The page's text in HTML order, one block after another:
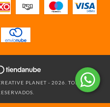
PLANET - 2026. TODOS LOS